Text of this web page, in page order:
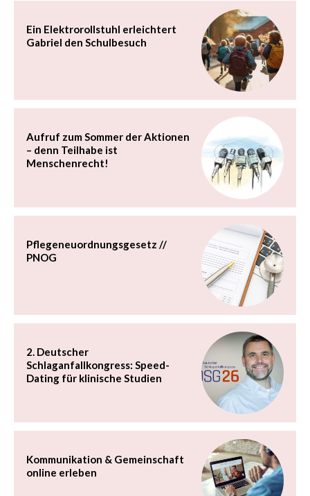
Ein Elektrorollstuhl erleichtert
Gabriel den Schulbesuch
Aufruf zum Sommer der Aktionen
– denn Teilhabe ist
Menschenrecht!
Pflegeneuordnungsgesetz //
PNOG
2. Deutscher
Schlaganfallkongress: Speed-
Dating für klinische Studien
Kommunikation & Gemeinschaft
online erleben